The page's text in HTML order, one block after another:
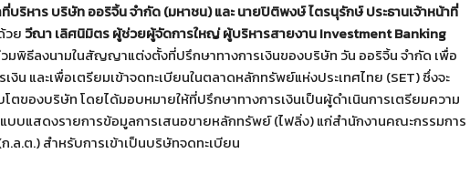
บริหาร บริษัท ออริจิ้น จำกัด(มหาชน) และ นายปิติพงษ์ ไตรนุรักษ์ ประธานเจ้าหน้าที่
วย วีณา เลิศนิมิตร ผู้ช่วยผู้จัดการใหญ่ ผู้บริหารสายงานInvestment Banking
มพิธีลงนามในสัญญาแต่งตั้งที่ปรึกษาทางการเงินของบริษัท วัน ออริจิ้น จำกัด เพื่อ
งิน และเพื่อเตรียมเข้าจดทะเบียนในตลาดหลักทรัพย์แห่งประเทศไทย (SET) ซึ่งจะ
ตของบริษัท โดยได้มอบหมายให้ที่ปรึกษาทางการเงินเป็นผู้ดำเนินการเตรียมความ
บแสดงรายการข้อมูลการเสนอขายหลักทรัพย์ (ไฟลิ่ง) แก่สำนักงานคณะกรรมการ
.ต.) สำหรับการเข้าเป็นบริษัทจดทะเบียน